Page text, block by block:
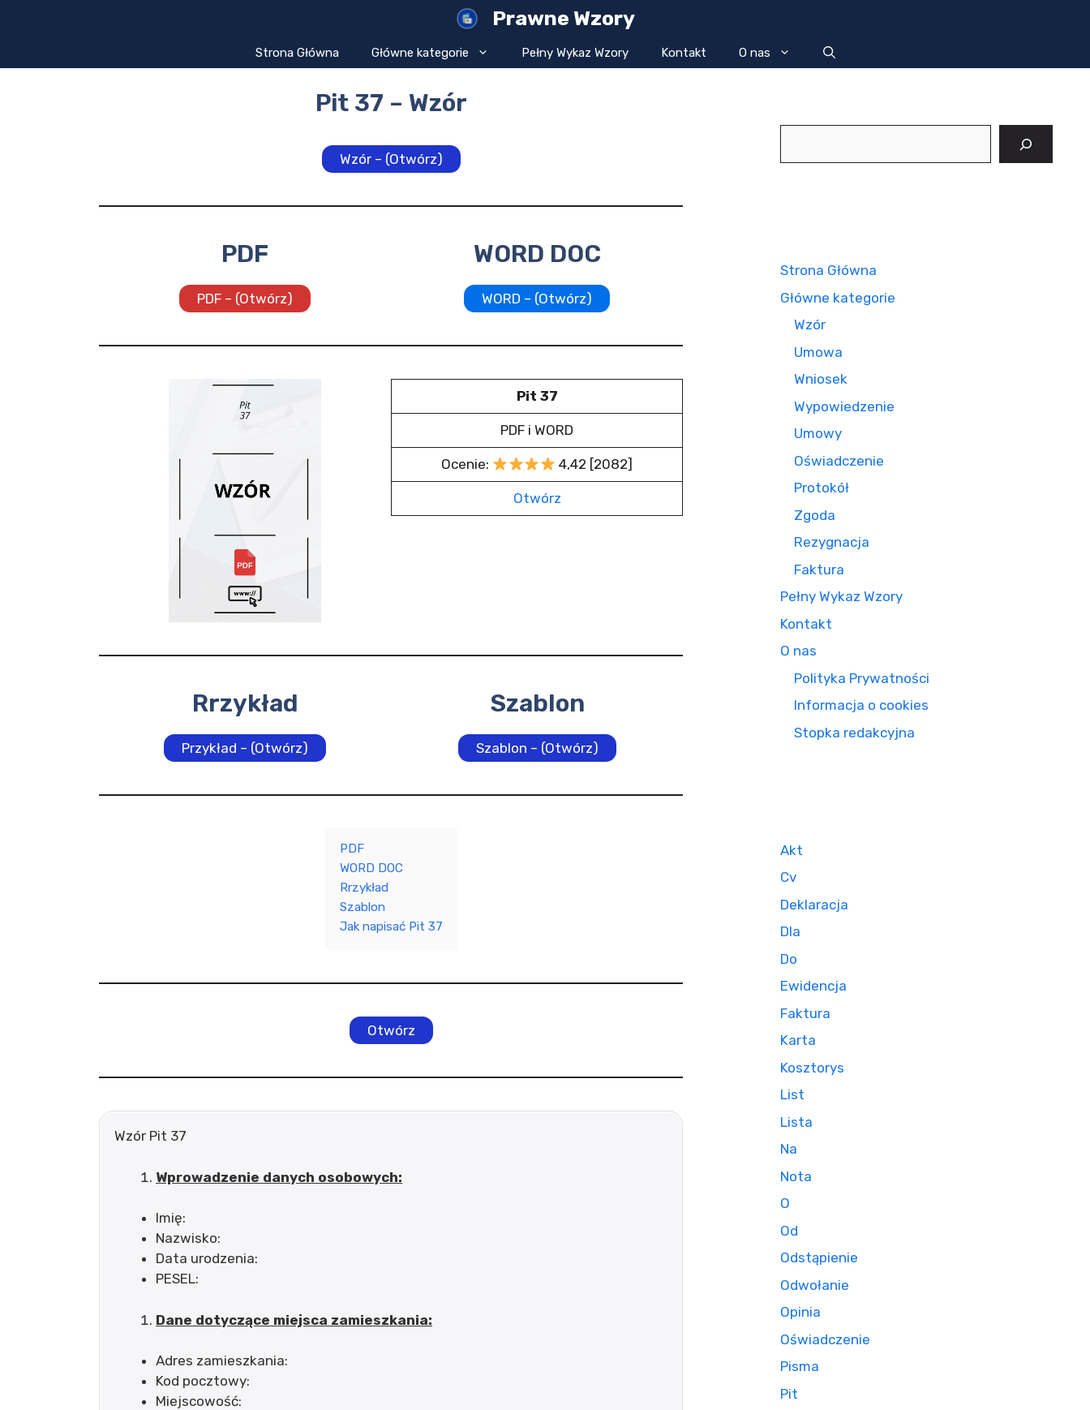
Prawne Wzory
Strona Główna Główne kategorie Pełny Wykaz Wzory Kontakt O nas
Pit 37 – Wzór
Wzór – (Otwórz)
PDF
PDF – (Otwórz)
WORD DOC
WORD – (Otwórz)
Pit 37
PDF i WORD
Ocenie: 4,42 [2082]
Otwórz
Rrzykład
Przykład – (Otwórz)
Szablon
Szablon – (Otwórz)
PDF
WORD DOC
Rrzykład
Szablon
Jak napisać Pit 37
Otwórz
Wzór Pit 37
Wprowadzenie danych osobowych:
Imię:
Nazwisko:
Data urodzenia:
PESEL:
Dane dotyczące miejsca zamieszkania:
Adres zamieszkania:
Kod pocztowy:
Miejscowość:
Strona Główna
Główne kategorie
Wzór
Umowa
Wniosek
Wypowiedzenie
Umowy
Oświadczenie
Protokół
Zgoda
Rezygnacja
Faktura
Pełny Wykaz Wzory
Kontakt
O nas
Polityka Prywatności
Informacja o cookies
Stopka redakcyjna
Akt
Cv
Deklaracja
Dla
Do
Ewidencja
Faktura
Karta
Kosztorys
List
Lista
Na
Nota
O
Od
Odstąpienie
Odwołanie
Opinia
Oświadczenie
Pisma
Pit